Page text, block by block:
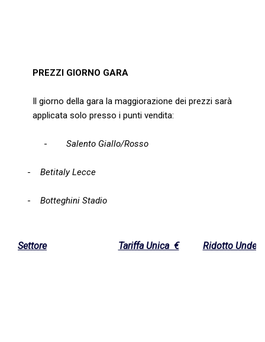
PREZZI GIORNO GARA
Il giorno della gara la maggiorazione dei prezzi sarà
applicata solo presso i punti vendita:
- Salento Giallo/Rosso
- Betitaly Lecce
- Botteghini Stadio
Settore Tariffa Unica € Ridotto Under